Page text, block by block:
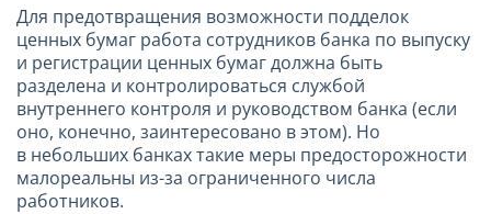
Для предотвращения возможности подделок
ценных бумаг работа сотрудников банка по выпуску
и регистрации ценных бумаг должна быть
разделена и контролироваться службой
внутреннего контроля и руководством банка (если
оно, конечно, заинтересовано в этом). Но
в небольших банках такие меры предосторожности
малореальны из-за ограниченного числа
работников.